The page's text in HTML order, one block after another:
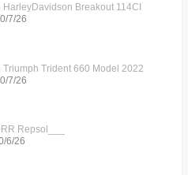
Breakout 114CI
7/26
Trident 660 Model 2022
7/26
Repsol___
6/26